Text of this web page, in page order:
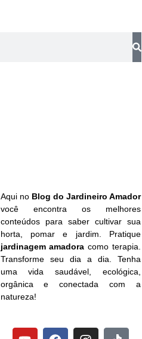
Aqui no Blog do Jardineiro Amador
você encontra os melhores
conteúdos para saber cultivar sua
horta, pomar e jardim. Pratique
jardinagem amadora como terapia.
Transforme seu dia a dia. Tenha
uma vida saudável, ecológica,
orgânica e conectada com a
natureza!